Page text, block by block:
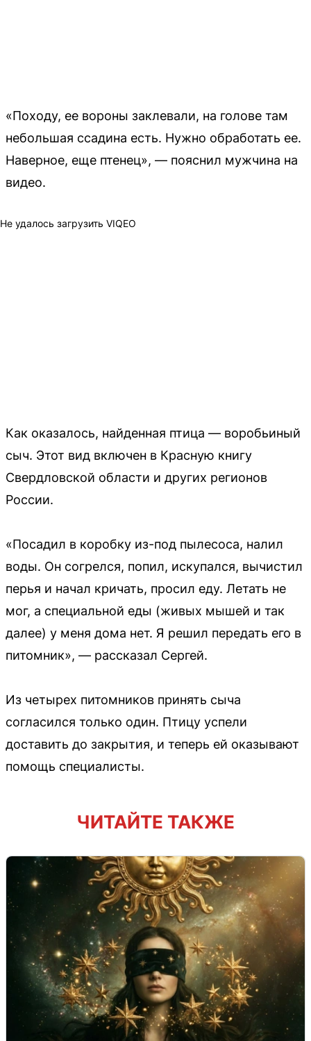
«Походу, ее вороны заклевали, на голове там
небольшая ссадина есть. Нужно обработать ее.
Наверное, еще птенец», — пояснил мужчина на
видео.
Не удалось загрузить VIQEO
Как оказалось, найденная птица — воробьиный
сыч. Этот вид включен в Красную книгу
Свердловской области и других регионов
России.
«Посадил в коробку из-под пылесоса, налил
воды. Он согрелся, попил, искупался, вычистил
перья и начал кричать, просил еду. Летать не
мог, а специальной еды (живых мышей и так
далее) у меня дома нет. Я решил передать его в
питомник», — рассказал Сергей.
Из четырех питомников принять сыча
согласился только один. Птицу успели
доставить до закрытия, и теперь ей оказывают
помощь специалисты.
ЧИТАЙТЕ ТАКЖЕ